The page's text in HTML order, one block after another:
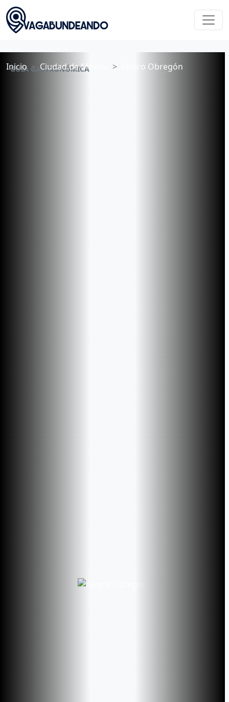
Inicio Ciudad de México Álvaro Obregón
GUÍA GASTRONÓMICA